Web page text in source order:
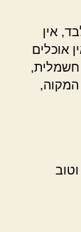
אין
אוכלים
חשמלית,